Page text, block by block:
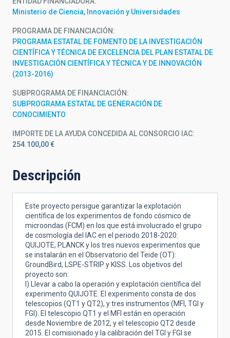
Ministerio de Ciencia, Innovación y Universidades
PROGRAMA DE FINANCIACIÓN
PROGRAMA ESTATAL DE FOMENTO DE LA INVESTIGACIÓN
CIENTÍFICA Y TÉCNICA DE EXCELENCIA DEL PLAN ESTATAL DE
INVESTIGACIÓN CIENTÍFICA Y TÉCNICA Y DE INNOVACIÓN
(2013-2016)
SUBPROGRAMA DE FINANCIACIÓN
SUBPROGRAMA ESTATAL DE GENERACIÓN DE
CONOCIMIENTO
IMPORTE DE LA AYUDA CONCEDIDA AL CONSORCIO IAC
254.100,00 €
Descripción
Este proyecto persigue garantizar la explotación
científica de los experimentos de fondo cósmico de
microondas (FCM) en los que está involucrado el grupo
de cosmología del IAC en el periodo 2018-2020:
QUIJOTE, PLANCK y los tres nuevos experimentos que
se instalarán en el Observatorio del Teide (OT):
GroundBird, LSPE-STRIP y KISS. Los objetivos del
proyecto son:
I) Llevar a cabo la operación y explotación científica del
experimento QUIJOTE. El experimento consta de dos
telescopios (QT1 y QT2), y tres instrumentos (MFI, TGI y
FGI). El telescopio QT1 y el MFI están en operación
desde Noviembre de 2012, y el telescopio QT2 desde
2015. El comisionado y la calibración del TGI y FGI se